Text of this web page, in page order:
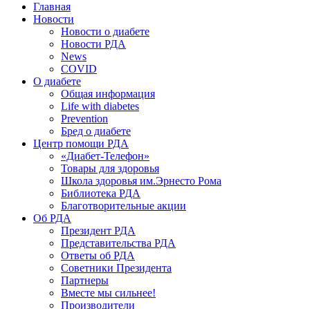
Главная
Новости
Новости о диабете
Новости РДА
News
COVID
О диабете
Общая информация
Life with diabetes
Prevention
Бред о диабете
Центр помощи РДА
«Диабет-Телефон»
Товары для здоровья
Школа здоровья им.Эрнесто Рома
Библиотека РДА
Благотворительные акции
Об РДА
Президент РДА
Представительства РДА
Ответы об РДА
Советники Президента
Партнеры
Вместе мы сильнее!
Производители